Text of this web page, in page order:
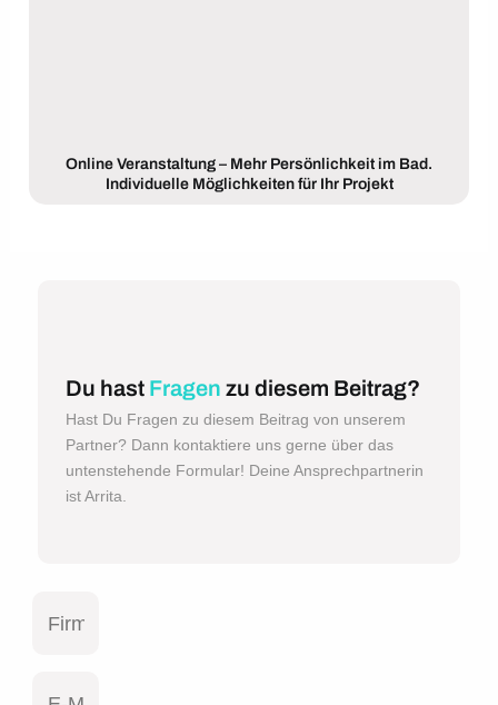
Online Veranstaltung – Mehr Persönlichkeit im Bad.
Individuelle Möglichkeiten für Ihr Projekt
Du hast Fragen zu diesem Beitrag?
Hast Du Fragen zu diesem Beitrag von unserem
Partner? Dann kontaktiere uns gerne über das
untenstehende Formular! Deine Ansprechpartnerin
ist Arrita.